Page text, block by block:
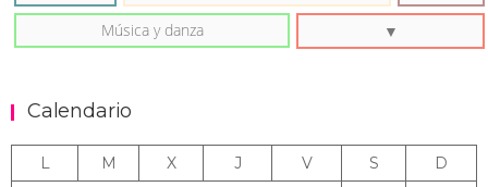
Música y danza
Calendario
L M X J V S
D